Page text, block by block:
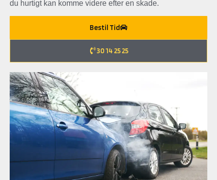
du hurtigt kan komme videre efter en skade.
Bestil Tid
30 14 25 25